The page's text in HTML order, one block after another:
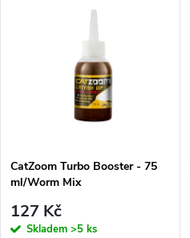
ů
CatZoom Turbo Booster - 75
ml/Worm Mix
127 Kč
Skladem >5 ks